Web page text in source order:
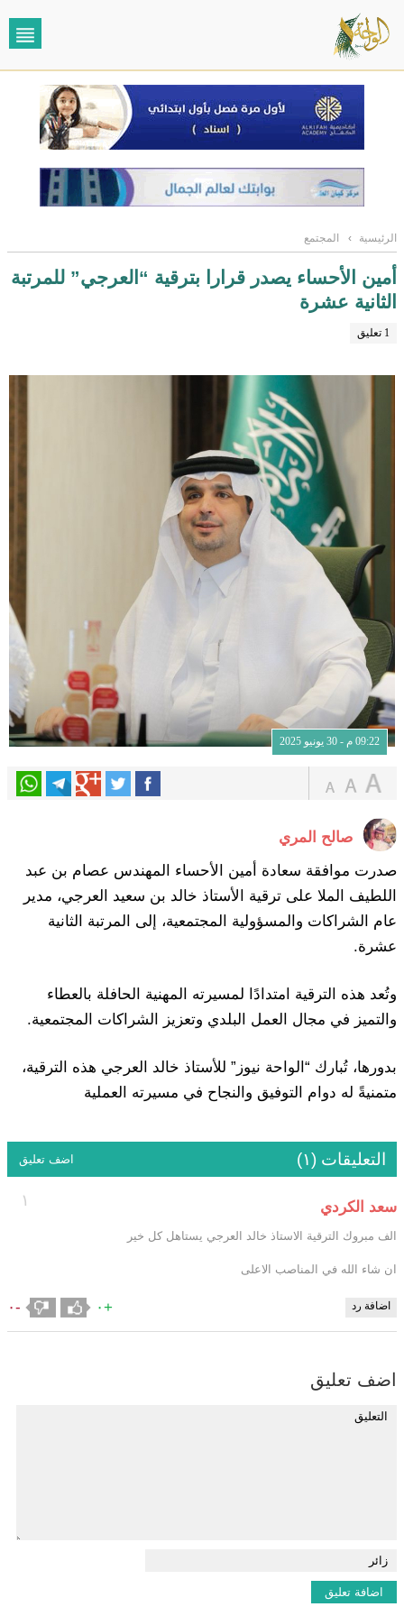
الرئيسية › المجتمع
أمين الأحساء يصدر قرارا بترقية “العرجي” للمرتبة
الثانية عشرة
1 تعليق
09:22 م - 30 يونيو 2025
صالح المري
صدرت موافقة سعادة أمين الأحساء المهندس عصام بن عبد
اللطيف الملا على ترقية الأستاذ خالد بن سعيد العرجي، مدير
عام الشراكات والمسؤولية المجتمعية، إلى المرتبة الثانية
عشرة.
وتُعد هذه الترقية امتدادًا لمسيرته المهنية الحافلة بالعطاء
والتميز في مجال العمل البلدي وتعزيز الشراكات المجتمعية.
بدورها، تُبارك “الواحة نيوز” للأستاذ خالد العرجي هذه الترقية،
متمنيةً له دوام التوفيق والنجاح في مسيرته العملية
التعليقات (١) اضف تعليق
١ سعد الكردي
الف مبروك الترقية الاستاذ خالد العرجي يستاهل كل خير
ان شاء الله في المناصب الاعلى
اضافة رد +٠ -٠
اضف تعليق